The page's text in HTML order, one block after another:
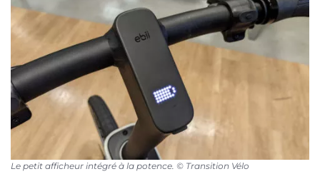
Le petit afficheur intégré à la potence. © Transition Vélo